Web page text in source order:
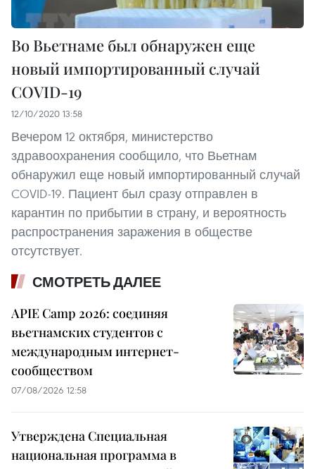
Во Вьетнаме был обнаружен еще
новый импортированный случай
COVID-19
12/10/2020 13:58
Вечером 12 октября, министерство
здравоохранения сообщило, что Вьетнам
обнаружил еще новый импортированный случай
COVID-19. Пациент был сразу отправлен в
карантин по прибытии в страну, и вероятность
распространения заражения в обществе
отсутствует.
СМОТРЕТЬ ДАЛЕЕ
APIE Camp 2026: соединяя
вьетнамских студентов с
международным интернет-
сообществом
07/08/2026 12:58
Утверждена Специальная
национальная программа в